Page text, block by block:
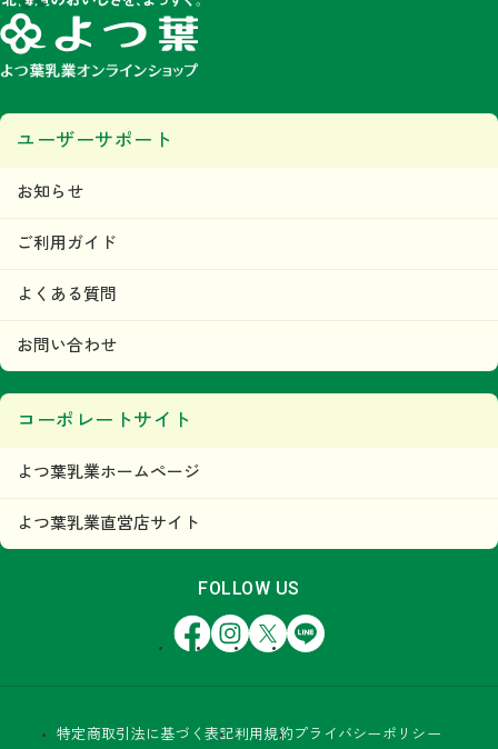
ユーザーサポート
お知らせ
ご利用ガイド
よくある質問
お問い合わせ
コーポレートサイト
よつ葉乳業ホームページ
よつ葉乳業直営店サイト
FOLLOW US
FacebookInstagram
X LINE
特定商取引法に基づく表記利用規約 プライバシーポリシー